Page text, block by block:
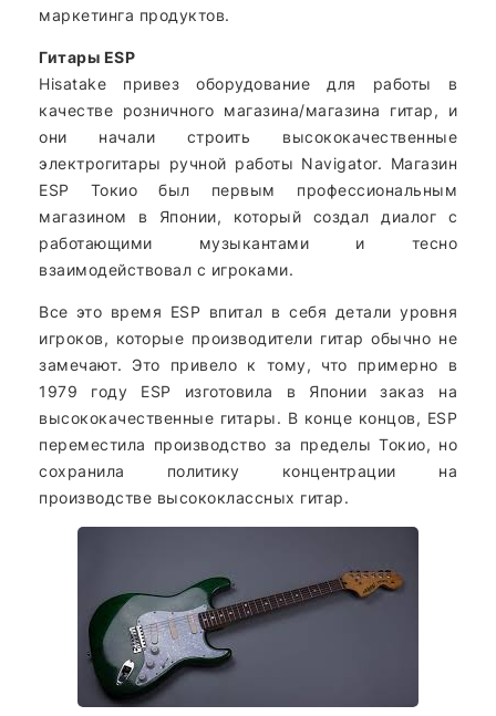
маркетинга продуктов.
Гитары ESP
Hisatake привез оборудование для работы в
качестве розничного магазина/магазина гитар, и
они начали строить высококачественные
электрогитары ручной работы Navigator. Магазин
ESP Токио был первым профессиональным
магазином в Японии, который создал диалог с
работающими музыкантами и тесно
взаимодействовал с игроками.
Все это время ESP впитал в себя детали уровня
игроков, которые производители гитар обычно не
замечают. Это привело к тому, что примерно в
1979 году ESP изготовила в Японии заказ на
высококачественные гитары. В конце концов, ESP
переместила производство за пределы Токио, но
сохранила политику концентрации на
производстве высококлассных гитар.